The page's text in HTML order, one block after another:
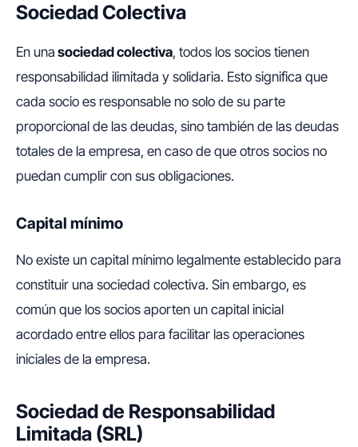
Sociedad Colectiva
En una sociedad colectiva, todos los socios tienen
responsabilidad ilimitada y solidaria. Esto significa que
cada socio es responsable no solo de su parte
proporcional de las deudas, sino también de las deudas
totales de la empresa, en caso de que otros socios no
puedan cumplir con sus obligaciones.
Capital mínimo
No existe un capital mínimo legalmente establecido para
constituir una sociedad colectiva. Sin embargo, es
común que los socios aporten un capital inicial
acordado entre ellos para facilitar las operaciones
iniciales de la empresa.
Sociedad de Responsabilidad
Limitada (SRL)